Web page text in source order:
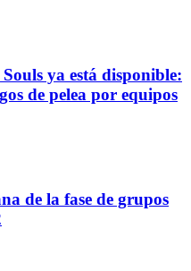
ya está disponible:
de pelea por equipos
de la fase de grupos